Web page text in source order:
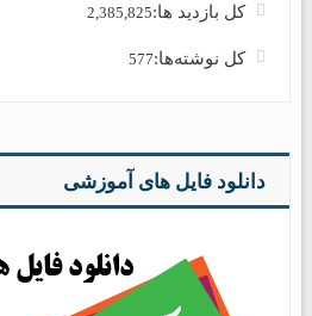
کل بازدید ها:2,385,825
کل نوشته‌ها:577
دانلود فایل های آموزشی